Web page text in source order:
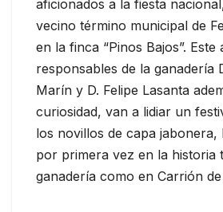
aficionados a la fiesta
vecino término municipal de
en la finca “Pinos Bajos”. Este
responsables de la ganadería
Marín y D. Felipe Lasanta
curiosidad, van a lidiar un
los novillos de capa jabonera,
por primera vez en la historia
ganadería como en Carrión